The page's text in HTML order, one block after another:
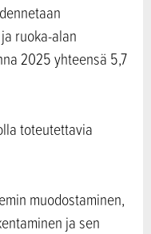
ruoka-alan
2025 yhteensä 5,7
toteutettavia
muodostaminen,
ja sen